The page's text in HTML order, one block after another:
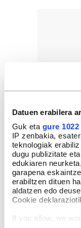
Datuen erabilera
Guk eta gure
IP zenbakia,
teknologiak
dugu publizitate
edukiaren
garapena
erabiltzen dituen
aldatzen edo
Cookie
If you allow, we